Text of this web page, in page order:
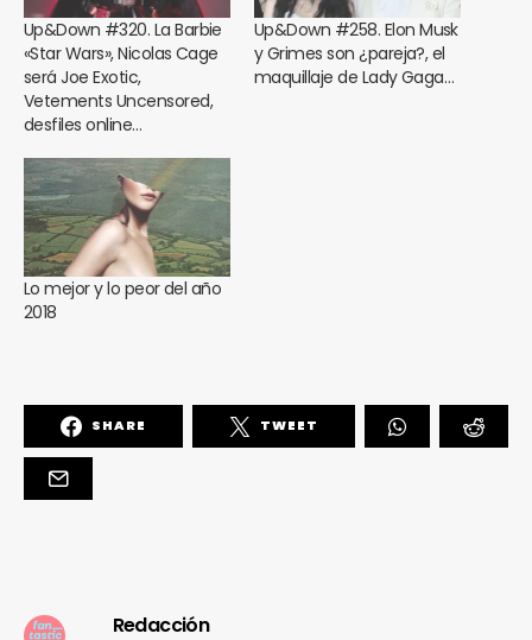
Up&Down #320. La Barbie
«Star Wars», Nicolas Cage
será Joe Exotic,
Vetements Uncensored,
desfiles online…
Up&Down #258. Elon Musk
y Grimes son ¿pareja?, el
maquillaje de Lady Gaga…
Lo mejor y lo peor del año
2018
SHARE TWEET
Redacción